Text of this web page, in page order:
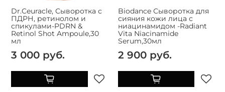
Dr.Ceuracle, Сыворотка с
ПДРН, ретинолом и
спикулами-PDRN &
Retinol Shot Ampoule,30
мл
3 000 руб.
Biodance Сыворотка для
сияния кожи лица с
ниацинамидом -Radiant
Vita Niacinamide
Serum,30мл
2 900 руб.